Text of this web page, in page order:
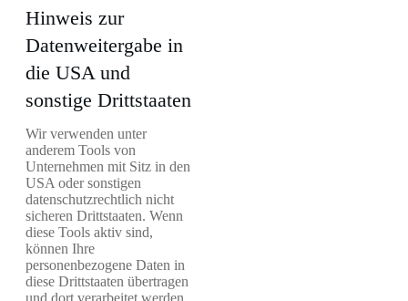
Hinweis zur
Datenweitergabe in
die USA und
sonstige Drittstaaten
Wir verwenden unter
anderem Tools von
Unternehmen mit Sitz in den
USA oder sonstigen
datenschutzrechtlich nicht
sicheren Drittstaaten. Wenn
diese Tools aktiv sind,
können Ihre
personenbezogene Daten in
diese Drittstaaten übertragen
und dort verarbeitet werden.